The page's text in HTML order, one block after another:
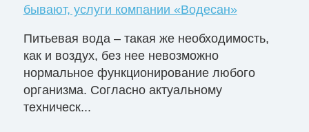
бывают, услуги компании «Водесан»
Питьевая вода – такая же необходимость,
как и воздух, без нее невозможно
нормальное функционирование любого
организма. Согласно актуальному
техническ...